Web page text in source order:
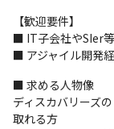
【歓迎要件】
■ IT子会社やSIer
■ アジャイル開発
■ 求める人物像
ディスカバリーズ
取れる方